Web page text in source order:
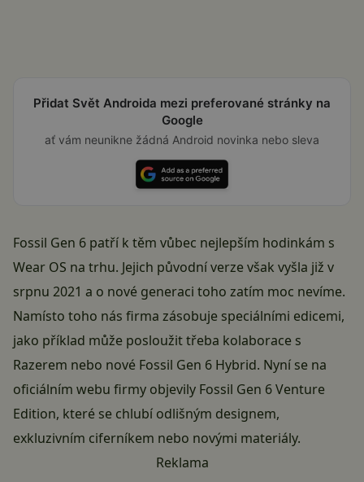
Přidat Svět Androida mezi preferované stránky na
Google
ať vám neunikne žádná Android novinka nebo sleva
Fossil Gen 6 patří k těm vůbec nejlepším hodinkám s
Wear OS na trhu. Jejich původní verze však vyšla již v
srpnu 2021 a o nové generaci toho zatím moc nevíme.
Namísto toho nás firma zásobuje speciálními edicemi,
jako příklad může posloužit třeba kolaborace s
Razerem nebo nové Fossil Gen 6 Hybrid. Nyní se na
oficiálním webu firmy objevily Fossil Gen 6 Venture
Edition, které se chlubí odlišným designem,
exkluzivním ciferníkem nebo novými materiály.
Reklama